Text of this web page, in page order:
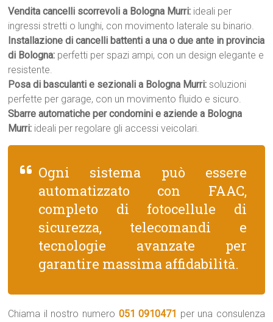
Vendita cancelli scorrevoli a Bologna Murri: ideali per
ingressi stretti o lunghi, con movimento laterale su binario.
Installazione di cancelli battenti a una o due ante in provincia
di Bologna: perfetti per spazi ampi, con un design elegante e
resistente.
Posa di basculanti e sezionali a Bologna Murri: soluzioni
perfette per garage, con un movimento fluido e sicuro.
Sbarre automatiche per condomini e aziende a Bologna
Murri: ideali per regolare gli accessi veicolari.
Ogni sistema può essere
automatizzato con FAAC,
completo di fotocellule di
sicurezza, telecomandi e
tecnologie avanzate per
garantire massima affidabilità.
Chiama il nostro numero 051 0910471 per una consulenza